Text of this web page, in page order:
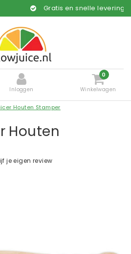
Gratis en snelle levering*
Inloggen
0
Winkelwagen
Houten Stamper
Houten
je eigen review